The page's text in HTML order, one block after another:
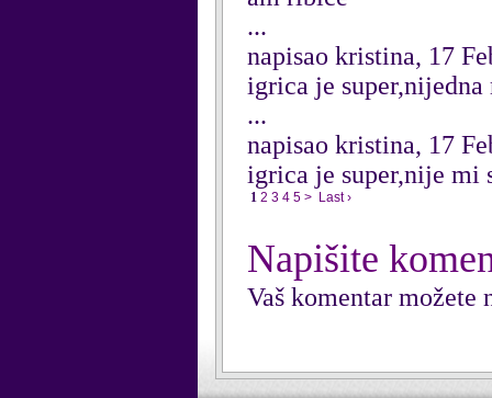
...
napisao kristina, 17
igrica je
...
napisao kristina, 17
igrica je super,nije mi
1 2 3 4 5 > Last ›
Napišite
Vaš komentar možete